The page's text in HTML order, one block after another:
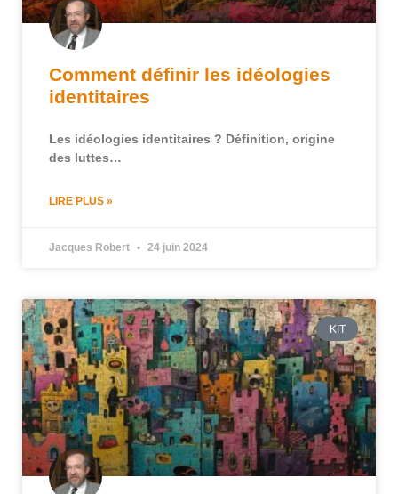
Comment définir les idéologies
identitaires
Les idéologies identitaires ? Définition, origine
des luttes…
LIRE PLUS »
Jacques Robert 24 juin 2024
KIT